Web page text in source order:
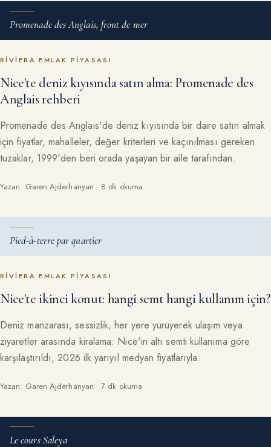
Promenade des Anglais, front de mer
RIVIERA EMLAK PIYASASI
Nice'te deniz kıyısında satın alma: Promenade des
Anglais rehberi
Promenade des Anglais'de deniz kıyısında bir daire satın almak
için fiyatlar, mahalleler, değer kriterleri ve kaçınılması gereken
tuzaklar, 1999'den beri orada yaşayan bir aile tarafından.
Yazan: Garen Ajderhanyan · 8 dk okuma
Pied-à-terre par quartier
RIVIERA EMLAK PIYASASI
Nice'te ikinci konut: hangi semt hangi kullanım için?
Deniz manzarası, sessizlik, her yere yürüyerek ulaşım veya
ziyaretler arasında kiralama: Nice'in altı semti kullanıma göre
karşılaştırıldı, 2026 ilk yarıyıl medyan fiyatlarıyla.
Yazan: Garen Ajderhanyan · 7 dk okuma
Le cours Saleya